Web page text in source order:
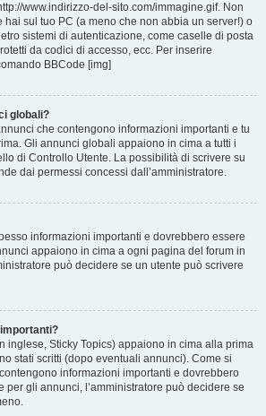
www.indirizzo-del-sito.com/immagine.gif. Non
sul tuo PC (a meno che non abbia un server!) o
sistemi di autenticazione, come caselle di posta
da codici di accesso, ecc. Per inserire
BBCode [img]
globali?
che contengono informazioni importanti e tu
Gli annunci globali appaiono in cima a tutti i
di Controllo Utente. La possibilità di scrivere su
dai permessi concessi dall’amministratore.
informazioni importanti e dovrebbero essere
appaiono in cima a ogni pagina del forum in
può decidere se un utente può scrivere
inglese, Sticky Topics) appaiono in cima alla prima
stati scritti (dopo eventuali annunci). Come si
informazioni importanti e dovrebbero
per gli annunci, l’amministratore può decidere se